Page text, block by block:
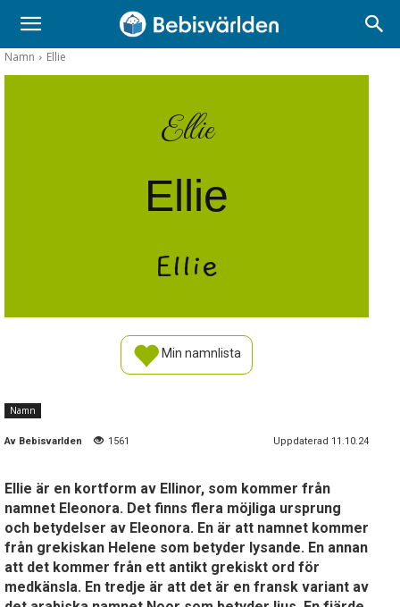
Namn Ellie
Ellie
Ellie
Ellie
Min namnlista
Namn
Av Bebisvarlden 1561 Uppdaterad 11.10.24
Ellie är en kortform av Ellinor, som kommer från
namnet Eleonora. Det finns flera möjliga ursprung
och betydelser av Eleonora. En är att namnet kommer
från grekiskan Helene som betyder lysande. En annan
att det kommer från ett antikt grekiskt ord för
medkänsla. En tredje är att det är en fransk variant av